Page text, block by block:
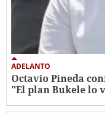
ADELANTO
Octavio Pineda
"El plan Bukele lo